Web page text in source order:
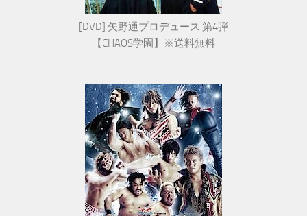
[DVD] 矢野通プロデュース 第4弾
【CHAOS学園】※送料無料